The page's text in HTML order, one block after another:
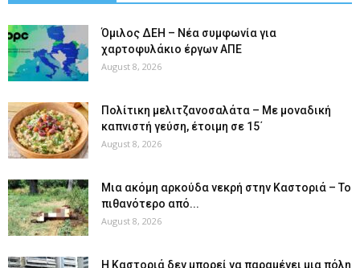
Όμιλος ΔΕΗ – Νέα συμφωνία για
χαρτοφυλάκιο έργων ΑΠΕ
August 8, 2026
Πολίτικη μελιτζανοσαλάτα – Με μοναδική
καπνιστή γεύση, έτοιμη σε 15΄
August 8, 2026
Μια ακόμη αρκούδα νεκρή στην Καστοριά – Το
πιθανότερο από...
August 8, 2026
Η Καστοριά δεν μπορεί να παραμένει μια πόλη